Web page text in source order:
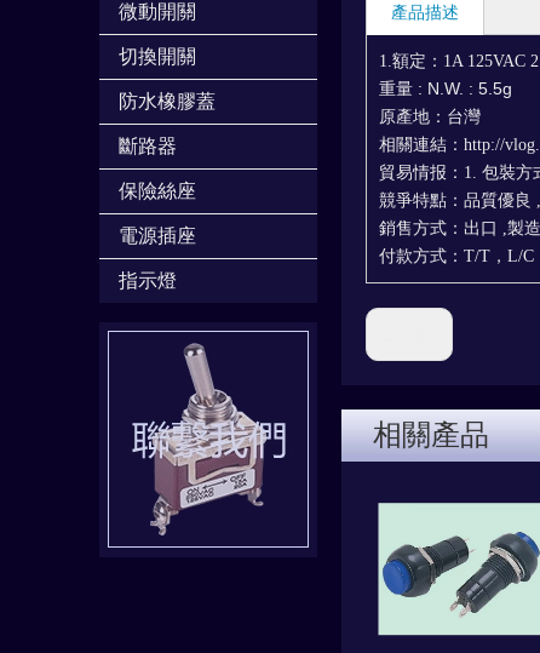
微動開關
切換開關
防水橡膠蓋
斷路器
保險絲座
電源插座
指示燈
產品描述
1.額定：1A 125VAC
重量 : N.W. : 5.5g
原產地：台灣
相關連結：http://
貿易情报：1. 包裝方
競爭特點：品質優良
銷售方式：出口 ,製
付款方式：T/T，L/C
相關產品